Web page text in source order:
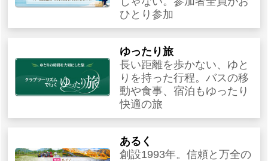
ひとり参加
ゆったり旅
長い距離を歩かない、ゆと
りを持った行程。バスの移
動や食事、宿泊もゆったり
快適の旅
あるく
創設1993年。信頼と万全の